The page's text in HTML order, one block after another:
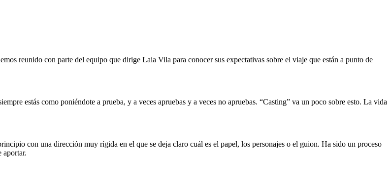
reunido con parte del equipo que dirige Laia Vila para conocer sus expectativas sobre el viaje que están a punto de
estás como poniéndote a prueba, y a veces apruebas y a veces no apruebas. “Casting” va un poco sobre esto. La vida
con una dirección muy rígida en el que se deja claro cuál es el papel, los personajes o el guion. Ha sido un proceso
aportar.